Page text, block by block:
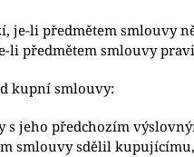
je-li předmětem smlouvy
předmětem smlouvy
kupní smlouvy:
s jeho předchozím
smlouvy sdělil